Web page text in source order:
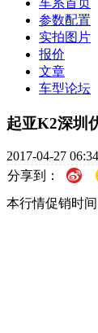
参数配置
实拍图片
报价
文章
车型论坛
起亚K2深圳
2017-04-27
分享到：
本行情促销时间